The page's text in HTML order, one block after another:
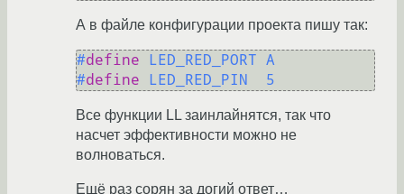
А в файле конфигурации проекта пишу так:
#define LED_RED_PORT A
#define LED_RED_PIN  5
Все функции LL заинлайнятся, так что
насчет эффективности можно не
волноваться.
Ещё раз сорян за догий ответ…